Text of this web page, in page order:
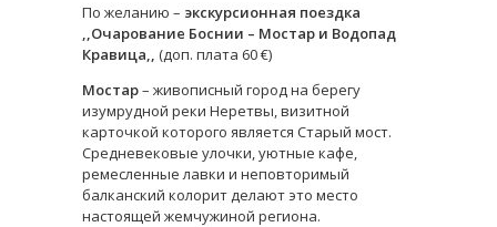
По желанию – экскурсионная поездка
,,Очарование Боснии – Мостар и Водопад
Кравица,, (доп. плата 60 €)
Мостар– живописный город на берегу
изумрудной реки Неретвы, визитной
карточкой которого является Старый мост.
Средневековые улочки, уютные кафе,
ремесленные лавки и неповторимый
балканский колорит делают это место
настоящей жемчужиной региона.